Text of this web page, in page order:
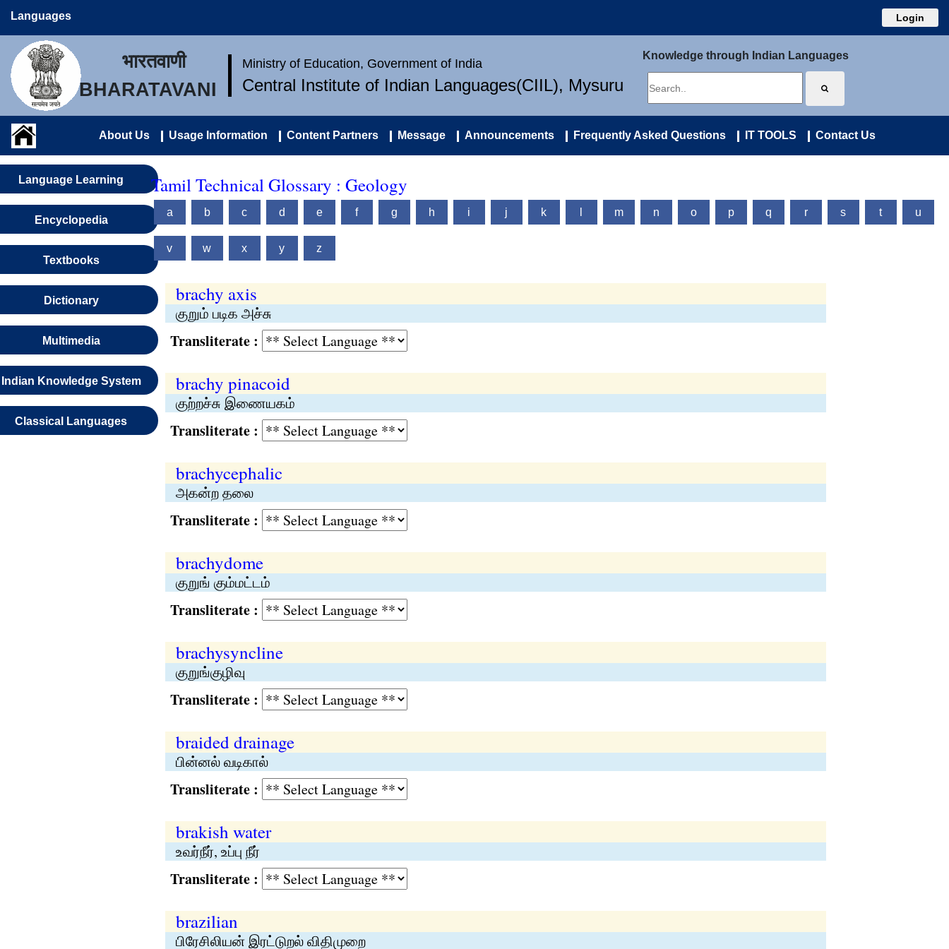
Languages Login
भारतवाणी
BHARATAVANI
Ministry of Education, Government of India
Central Institute of Indian Languages(CIIL), Mysuru
Knowledge through Indian Languages
About Us Usage Information Content Partners Message Announcements Frequently Asked Questions IT TOOLS Contact Us
Language Learning
Encyclopedia
Textbooks
Dictionary
Multimedia
Indian Knowledge System
Classical Languages
Tamil Technical Glossary : Geology
a b c d e f g h i j k m n o p q r s t u
v w x y z
brachy axis
குறும் படிக அச்சு
Transliterate :
brachy pinacoid
குற்றச்சு இணையகம்
Transliterate :
brachycephalic
அகன்ற தலை
Transliterate :
brachydome
குறுங் கும்மட்டம்
Transliterate :
brachysyncline
குறுங்குழிவு
Transliterate :
braided drainage
பின்னல் வடிகால்
Transliterate :
brakish water
உவர்நீர், உப்பு நீர்
Transliterate :
brazilian
பிரேசிலியன் இரட்டுறல் விதிமுறை